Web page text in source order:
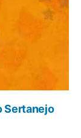
Sertanejo